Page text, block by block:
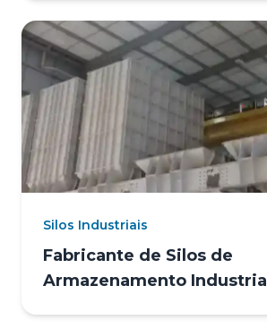
Silos Industriais
Fabricante de Silos de
Armazenamento Industrial